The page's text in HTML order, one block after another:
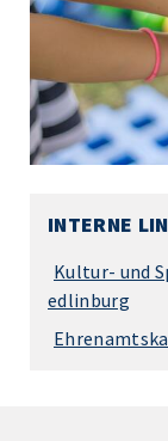
INTERNE
Kultur- und
edlinburg